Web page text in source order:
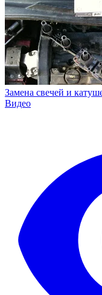
Замена свечей и
Видео